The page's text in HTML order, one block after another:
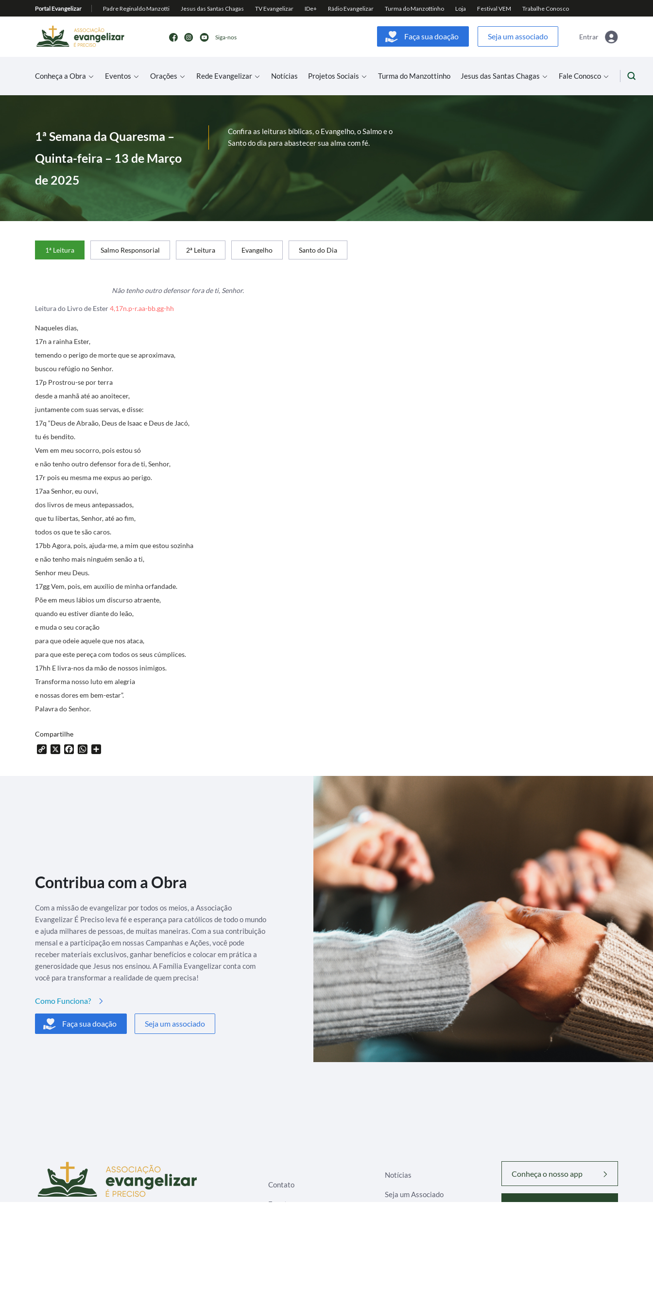
Siga-nos Faça sua doação Seja um associado Entrar
Conheça a Obra Eventos Orações Rede Evangelizar Notícias Projetos Sociais Turma do Manzottinho Jesus das Santas Chagas Fale Conosco
1ª Semana da Quaresma –
Quinta-feira – 13 de Março
de 2025
Confira as leituras bíblicas, o Evangelho, o Salmo e o
Santo do dia para abastecer sua alma com fé.
1ª Leitura Salmo Responsorial 2ª Leitura Evangelho Santo do Dia
Não tenho outro defensor fora de ti, Senhor.
Leitura do Livro de Ester4,17n.p-r.aa-bb.gg-hh
Naqueles dias,
17n a rainha Ester,
temendo o perigo de morte que se aproximava,
buscou refúgio no Senhor.
17p Prostrou-se por terra
desde a manhã até ao anoitecer,
juntamente com suas servas, e disse:
17q “Deus de Abraão, Deus de Isaac e Deus de Jacó,
tu és bendito.
Vem em meu socorro, pois estou só
e não tenho outro defensor fora de ti, Senhor,
17r pois eu mesma me expus ao perigo.
17aa Senhor, eu ouvi,
dos livros de meus antepassados,
que tu libertas, Senhor, até ao fim,
todos os que te são caros.
17bb Agora, pois, ajuda-me, a mim que estou sozinha
e não tenho mais ninguém senão a ti,
Senhor meu Deus.
17gg Vem, pois, em auxílio de minha orfandade.
Põe em meus lábios um discurso atraente,
quando eu estiver diante do leão,
e muda o seu coração
para que odeie aquele que nos ataca,
para que este pereça com todos os seus cúmplices.
17hh E livra-nos da mão de nossos inimigos.
Transforma nosso luto em alegria
e nossas dores em bem-estar”.
Palavra do Senhor.
Compartilhe
Copy
FacebookWhatsApp
Contribua com a Obra
Com a missão de evangelizar por todos os meios, a Associação
Evangelizar É Preciso leva fé e esperança para católicos de todo o mundo
e ajuda milhares de pessoas, de muitas maneiras. Com a sua contribuição
mensal e a participação em nossas Campanhas e Ações, você pode
receber materiais exclusivos, ganhar benefícios e colocar em prática a
generosidade que Jesus nos ensinou. A Família Evangelizar conta com
você para transformar a realidade de quem precisa!
Como Funciona?
Faça sua doação Seja um associado
Contato
Eventos
Notícias
Seja um Associado
Conheça o nosso app